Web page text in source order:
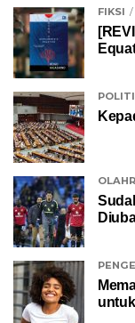
FIKSI